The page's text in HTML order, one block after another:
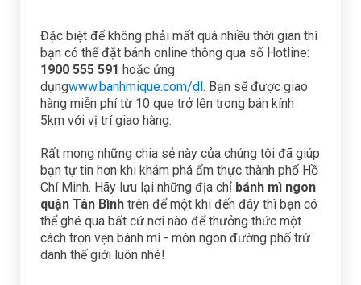
Đặc biệt để không phải mất quá nhiều thời gian thì
bạn có thể đặt bánh online thông qua số Hotline:
1900 555 591 hoặc ứng
dụngwww.banhmique.com/dl . Bạn sẽ được giao
hàng miễn phí từ 10 que trở lên trong bán kính
5km với vị trí giao hàng.
Rất mong những chia sẻ này của chúng tôi đã giúp
bạn tự tin hơn khi khám phá ẩm thực thành phố Hồ
Chí Minh. Hãy lưu lại những địa chỉ bánh mì ngon
quận Tân Bình trên để một khi đến đây thì bạn có
thể ghé qua bất cứ nơi nào để thưởng thức một
cách trọn vẹn bánh mì - món ngon đường phố trứ
danh thế giới luôn nhé!